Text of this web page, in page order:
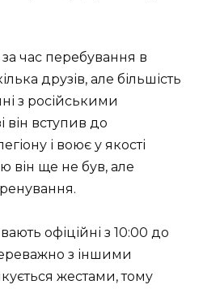
час перебування в
друзів, але більшість
з російськими
він вступив до
і воює у якості
він ще не був, але
офіційні з 10:00 до
з іншими
жестами, тому